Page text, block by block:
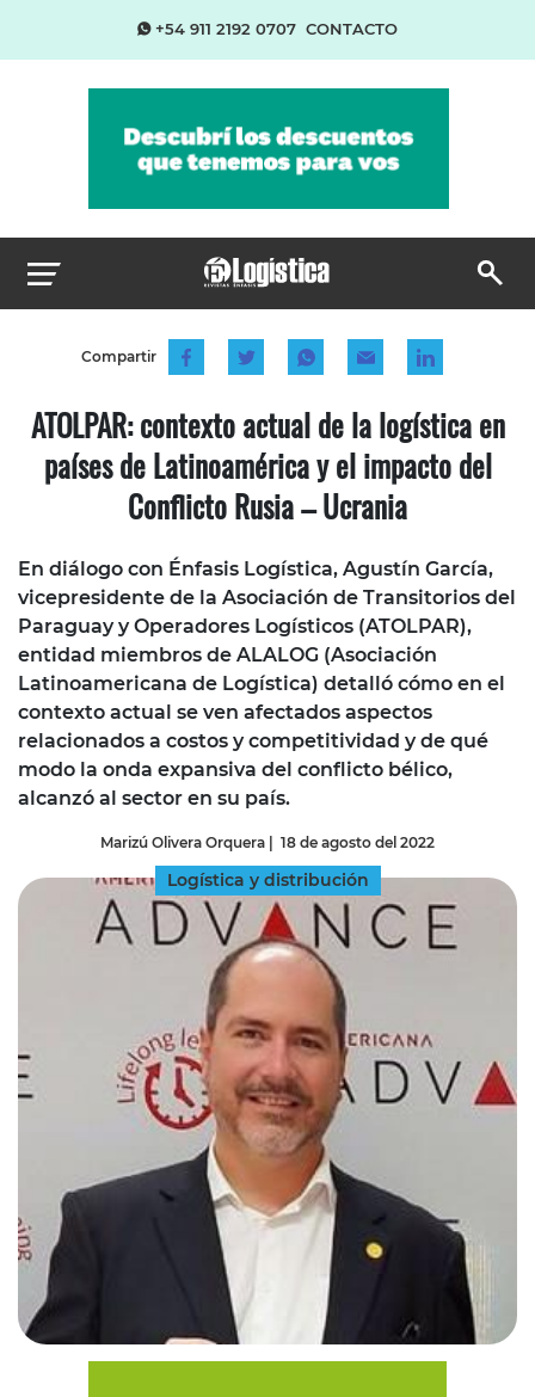
+54 911 2192 0707 CONTACTO
Compartir
ATOLPAR: contexto actual de la logística en
países de Latinoamérica y el impacto del
Conflicto Rusia – Ucrania
En diálogo con Énfasis Logística, Agustín García,
vicepresidente de la Asociación de Transitorios del
Paraguay y Operadores Logísticos (ATOLPAR),
entidad miembros de ALALOG (Asociación
Latinoamericana de Logística) detalló cómo en el
contexto actual se ven afectados aspectos
relacionados a costos y competitividad y de qué
modo la onda expansiva del conflicto bélico,
alcanzó al sector en su país.
Marizú Olivera Orquera | 18 de agosto del 2022
Logística y distribución